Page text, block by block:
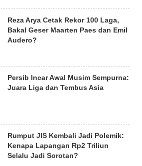
Reza Arya Cetak Rekor 100 Laga,
Bakal Geser Maarten Paes dan Emil
Audero?
Persib Incar Awal Musim Sempurna:
Juara Liga dan Tembus Asia
Rumput JIS Kembali Jadi Polemik:
Kenapa Lapangan Rp2 Triliun
Selalu Jadi Sorotan?